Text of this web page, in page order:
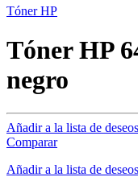
Tóner HP
Tóner HP
negro
Añadir a la lista de deseos
Comparar
Añadir a la lista de deseos